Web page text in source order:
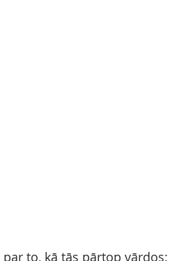
to, kā tās pārtop vārdos: